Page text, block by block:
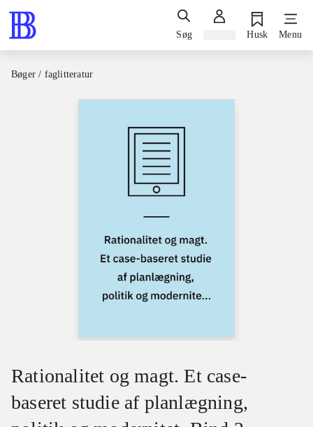
Søg Husk Menu
Bøger / faglitteratur
Rationalitet og magt. Et case-
baseret studie af planlægning,